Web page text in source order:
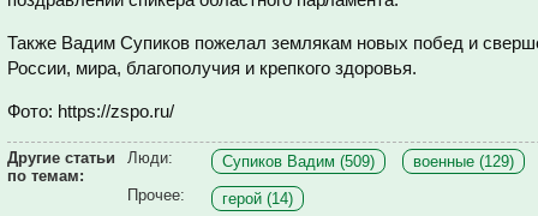
Также Вадим Супиков пожелал землякам новых побед и
России, мира, благополучия и крепкого здоровья.
Фото: https://zspo.ru/
Другие статьи
по темам:
Люди: Супиков Вадим (509)
военные (129)
Прочее:
герой (14)